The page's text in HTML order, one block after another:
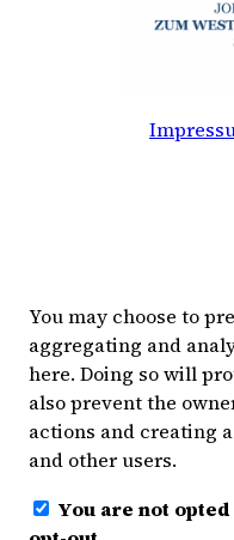
You may choose to
aggregating and
here. Doing so will
also prevent the
actions and creating
and other users.
You are not